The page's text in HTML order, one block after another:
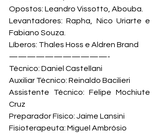
Opostos: Leandro Vissotto, Abouba.
Levantadores: Rapha, Nico Uriarte e
Fabiano Souza.
Líberos: Thales Hoss e Aldren Brand
———————————-
Técnico: Daniel Castellani
Auxiliar Técnico: Reinaldo Bacilieri
Assistente Técnico: Felipe Mochiute
Cruz
Preparador Físico: Jaime Lansini
Fisioterapeuta: Miguel Ambrósio